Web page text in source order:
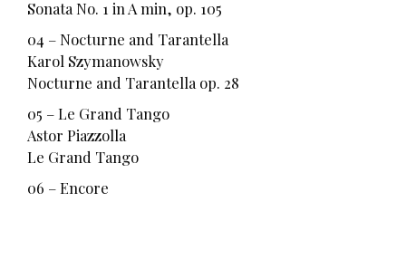
Sonata No. 1 in A min, op. 105
04 – Nocturne and Tarantella
Karol Szymanowsky
Nocturne and Tarantella op. 28
05 – Le Grand Tango
Astor Piazzolla
Le Grand Tango
06 – Encore